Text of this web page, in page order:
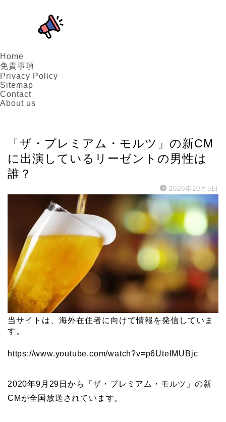
Home
免責事項
Privacy Policy
Sitemap
Contact
About us
「ザ・プレミアム・モルツ」の新CM
に出演しているリーゼントの男性は
誰？
2020年10月5日
当サイトは、海外在住者に向けて情報を発信していま
す。
https://www.youtube.com/watch?v=p6UteIMUBjc
2020年9月29日から「ザ・プレミアム・モルツ」の新
CMが全国放送されています。